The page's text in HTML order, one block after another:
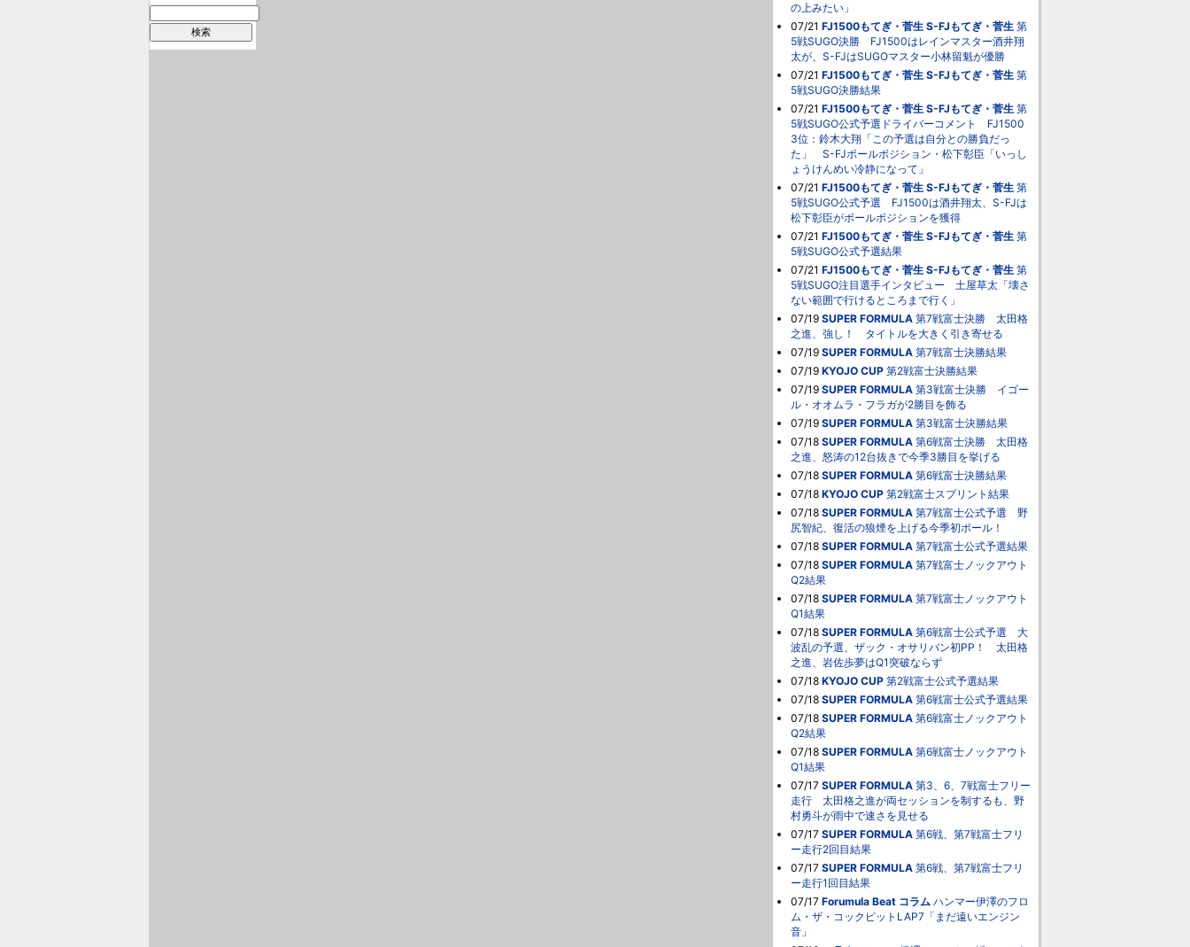
の上みたい」
07/21 FJ1500もてぎ・菅生 S-FJもてぎ・菅生 第
5戦SUGO決勝 FJ1500はレインマスター酒井翔
太が、S-FJはSUGOマスター小林留魁が優勝
07/21 FJ1500もてぎ・菅生 S-FJもてぎ・菅生 第
5戦SUGO決勝結果
07/21 FJ1500もてぎ・菅生 S-FJもてぎ・菅生 第
5戦SUGO公式予選ドライバーコメント FJ1500
3位：鈴木大翔「この予選は自分との勝負だっ
た」 S-FJポールポジション・松下彰臣「いっし
ょうけんめい冷静になって」
07/21 FJ1500もてぎ・菅生 S-FJもてぎ・菅生 第
5戦SUGO公式予選 FJ1500は酒井翔太、S-FJは
松下彰臣がポールポジションを獲得
07/21 FJ1500もてぎ・菅生 S-FJもてぎ・菅生 第
5戦SUGO公式予選結果
07/21 FJ1500もてぎ・菅生 S-FJもてぎ・菅生 第
5戦SUGO注目選手インタビュー 土屋草太「壊さ
ない範囲で行けるところまで行く」
07/19 SUPER FORMULA 第7戦富士決勝 太田格
之進、強し！ タイトルを大きく引き寄せる
07/19 SUPER FORMULA 第7戦富士決勝結果
07/19 KYOJO CUP 第2戦富士決勝結果
07/19 SUPER FORMULA 第3戦富士決勝 イゴー
ル・オオムラ・フラガが2勝目を飾る
07/19 SUPER FORMULA 第3戦富士決勝結果
07/18 SUPER FORMULA 第6戦富士決勝 太田格
之進、怒涛の12台抜きで今季3勝目を挙げる
07/18 SUPER FORMULA 第6戦富士決勝結果
07/18 KYOJO CUP 第2戦富士スプリント結果
07/18 SUPER FORMULA 第7戦富士公式予選 野
尻智紀、復活の狼煙を上げる今季初ポール！
07/18 SUPER FORMULA 第7戦富士公式予選結果
07/18 SUPER FORMULA 第7戦富士ノックアウト
Q2結果
07/18 SUPER FORMULA 第7戦富士ノックアウト
Q1結果
07/18 SUPER FORMULA 第6戦富士公式予選 大
波乱の予選、ザック・オサリバン初PP！ 太田格
之進、岩佐歩夢はQ1突破ならず
07/18 KYOJO CUP 第2戦富士公式予選結果
07/18 SUPER FORMULA 第6戦富士公式予選結果
07/18 SUPER FORMULA 第6戦富士ノックアウト
Q2結果
07/18 SUPER FORMULA 第6戦富士ノックアウト
Q1結果
07/17 SUPER FORMULA 第3、6、7戦富士フリー
走行 太田格之進が両セッションを制するも、野
村勇斗が雨中で速さを見せる
07/17 SUPER FORMULA 第6戦、第7戦富士フリ
ー走行2回目結果
07/17 SUPER FORMULA 第6戦、第7戦富士フリ
ー走行1回目結果
07/17 Forumula Beat コラム ハンマー伊澤のフロ
ム・ザ・コックピットLAP7「まだ遠いエンジン
音」